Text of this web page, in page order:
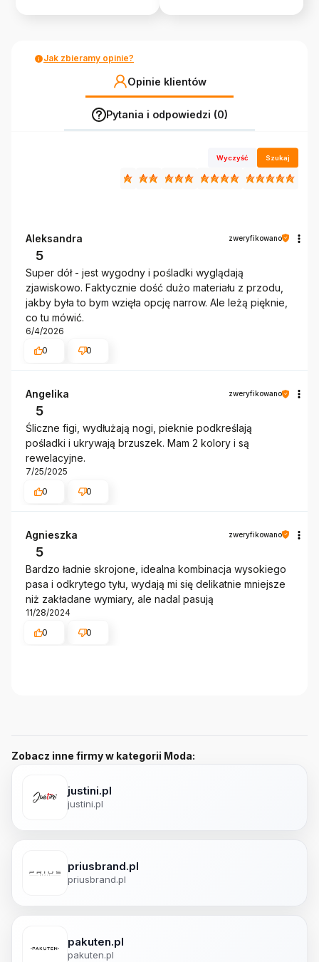
Jak zbieramy opinie?
Opinie klientów
Pytania i odpowiedzi (0)
Wyczyść Szukaj
Aleksandra zweryfikowano
5
Super dół - jest wygodny i pośladki wyglądają
zjawiskowo. Faktycznie dość dużo materiału z przodu,
jakby była to bym wzięła opcję narrow. Ale leżą pięknie,
co tu mówić.
6/4/2026
0
0
Angelika zweryfikowano
5
Śliczne figi, wydłużają nogi, pieknie podkreślają
pośladki i ukrywają brzuszek. Mam 2 kolory i są
rewelacyjne.
7/25/2025
0
0
Agnieszka zweryfikowano
5
Bardzo ładnie skrojone, idealna kombinacja wysokiego
pasa i odkrytego tyłu, wydają mi się delikatnie mniejsze
niż zakładane wymiary, ale nadal pasują
11/28/2024
0
0
Zobacz inne firmy w kategorii Moda:
justini.pl
justini.pl
priusbrand.pl
priusbrand.pl
pakuten.pl
pakuten.pl